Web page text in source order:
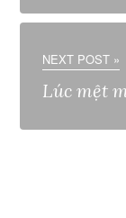
NEXT POST »
Lúc mệt